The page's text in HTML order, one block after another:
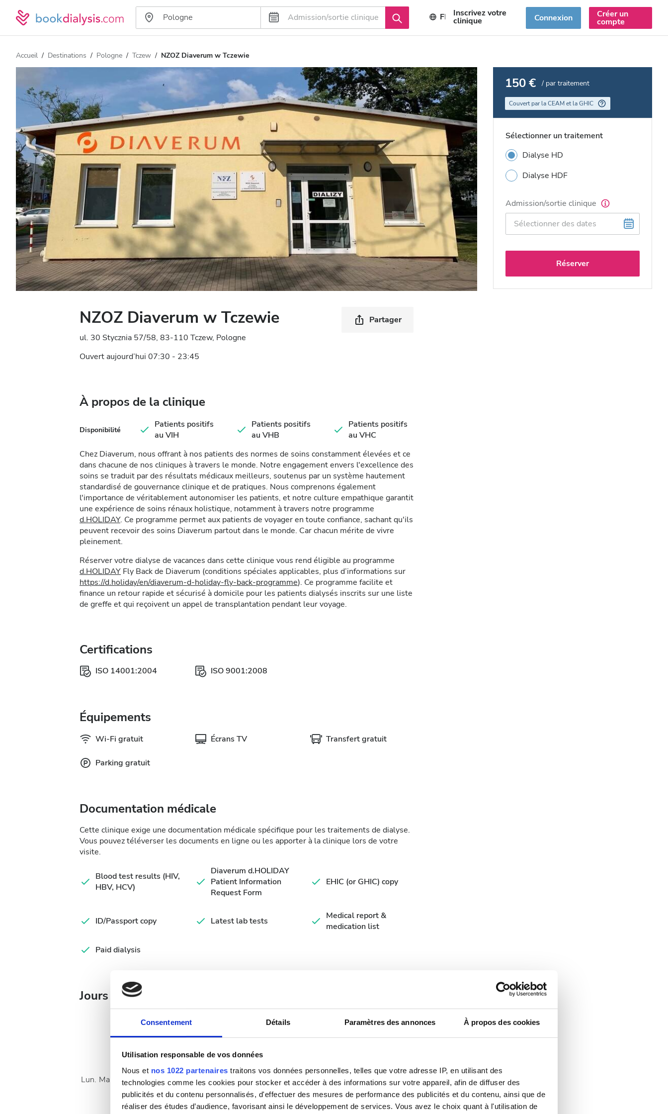
Consentement Détails Paramètres des annonces À propos des cookies
Utilisation responsable de vos données
Nous et nos 1022 partenaires traitons vos données personnelles, telles que votre adresse IP, en utilisant des
technologies comme les cookies pour stocker et accéder à des informations sur votre appareil, afin de diffuser des
publicités et du contenu personnalisés, d'effectuer des mesures de performance des publicités et du contenu, ainsi que de
réaliser des études d’audience, favorisant ainsi le développement de services. Vous avez le choix quant à l'utilisation de
FR Inscrivez votre
clinique Connexion Créer un
compte
Accueil Destinations Pologne Tczew NZOZ Diaverum w Tczewie
NZOZ Diaverum w Tczewie
ul. 30 Stycznia 57/58, 83-110 Tczew, Pologne
Ouvert aujourd’hui 07:30 - 23:45
Partager
À propos de la clinique
Disponibilité
Patients positifs
au VIH
Patients positifs
au VHB
Patients positifs
au VHC
Chez Diaverum, nous offrant à nos patients des normes de soins constamment élevées et ce
dans chacune de nos cliniques à travers le monde. Notre engagement envers l'excellence des
soins se traduit par des résultats médicaux meilleurs, soutenus par un système hautement
standardisé de gouvernance clinique et de pratiques. Nous comprenons également
l'importance de véritablement autonomiser les patients, et notre culture empathique garantit
une expérience de soins rénaux holistique, notamment à travers notre programme
d.HOLIDAY. Ce programme permet aux patients de voyager en toute confiance, sachant qu'ils
peuvent recevoir des soins Diaverum partout dans le monde. Car chacun mérite de vivre
pleinement.
Réserver votre dialyse de vacances dans cette clinique vous rend éligible au programme
d.HOLIDAY Fly Back de Diaverum (conditions spéciales applicables, plus d’informations sur
https://d.holiday/en/diaverum-d-holiday-fly-back-programme). Ce programme facilite et
finance un retour rapide et sécurisé à domicile pour les patients dialysés inscrits sur une liste
de greffe et qui reçoivent un appel de transplantation pendant leur voyage.
Certifications
ISO 14001:2004 ISO 9001:2008
Équipements
Wi-Fi gratuit Écrans TV Transfert gratuit
Parking gratuit
Documentation médicale
Cette clinique exige une documentation médicale spécifique pour les traitements de dialyse.
Vous pouvez téléverser les documents en ligne ou les apporter à la clinique lors de votre
visite.
Blood test results (HIV,
HBV, HCV)
Diaverum d.HOLIDAY
Patient Information
Request Form
EHIC (or GHIC) copy
ID/Passport copy Latest lab tests
Medical report &
medication list
Paid dialysis
Jours de traitement disponibles
Août 2026
Lun. Mar. Mer. Jeu. Ven.Sam.Dim.
1
2
Septembre
Lun. Mar. Mer. Jeu. Ven.Sam.Dim.
2
6
150 € / par traitement
Couvert par la CEAM et la GHIC
Sélectionner un traitement
Dialyse HD
Dialyse HDF
Admission/sortie clinique
Réserver